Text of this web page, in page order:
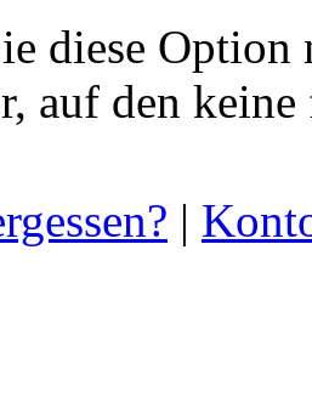
diese
auf den
|